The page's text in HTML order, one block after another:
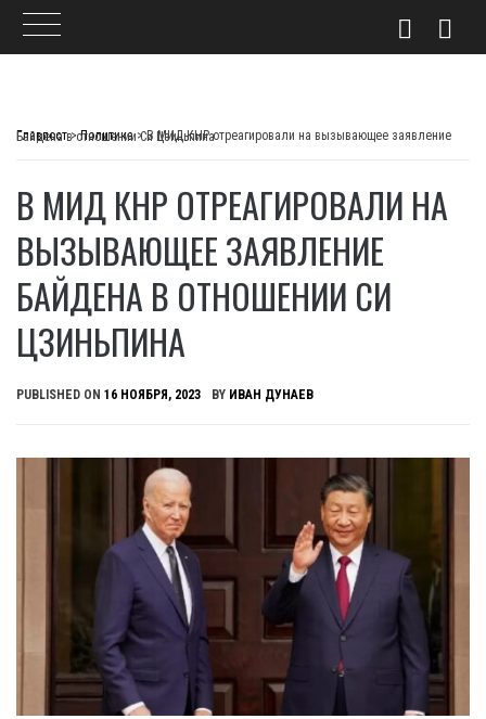
Главпост>Политика>
В МИД КНР отреагировали на вызывающее заявление Байдена в отношении Си Цзиньпина
В МИД КНР ОТРЕАГИРОВАЛИ НА
ВЫЗЫВАЮЩЕЕ ЗАЯВЛЕНИЕ
БАЙДЕНА В ОТНОШЕНИИ СИ
ЦЗИНЬПИНА
PUBLISHED ON 16 НОЯБРЯ, 2023 BY ИВАН ДУНАЕВ